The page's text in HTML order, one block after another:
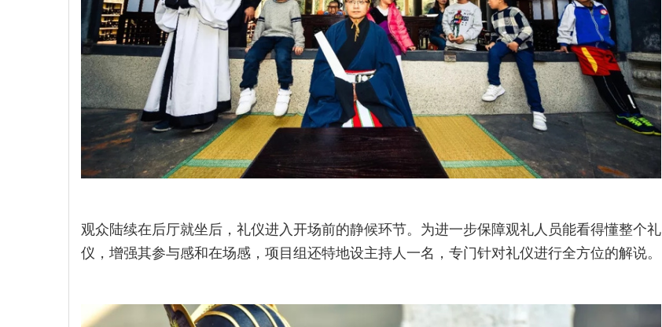
观众陆续在后厅就坐后，礼仪进入开场前的静候环节。为进一步保障观礼人员能看得懂整个礼
仪，增强其参与感和在场感，项目组还特地设主持人一名，专门针对礼仪进行全方位的解说。